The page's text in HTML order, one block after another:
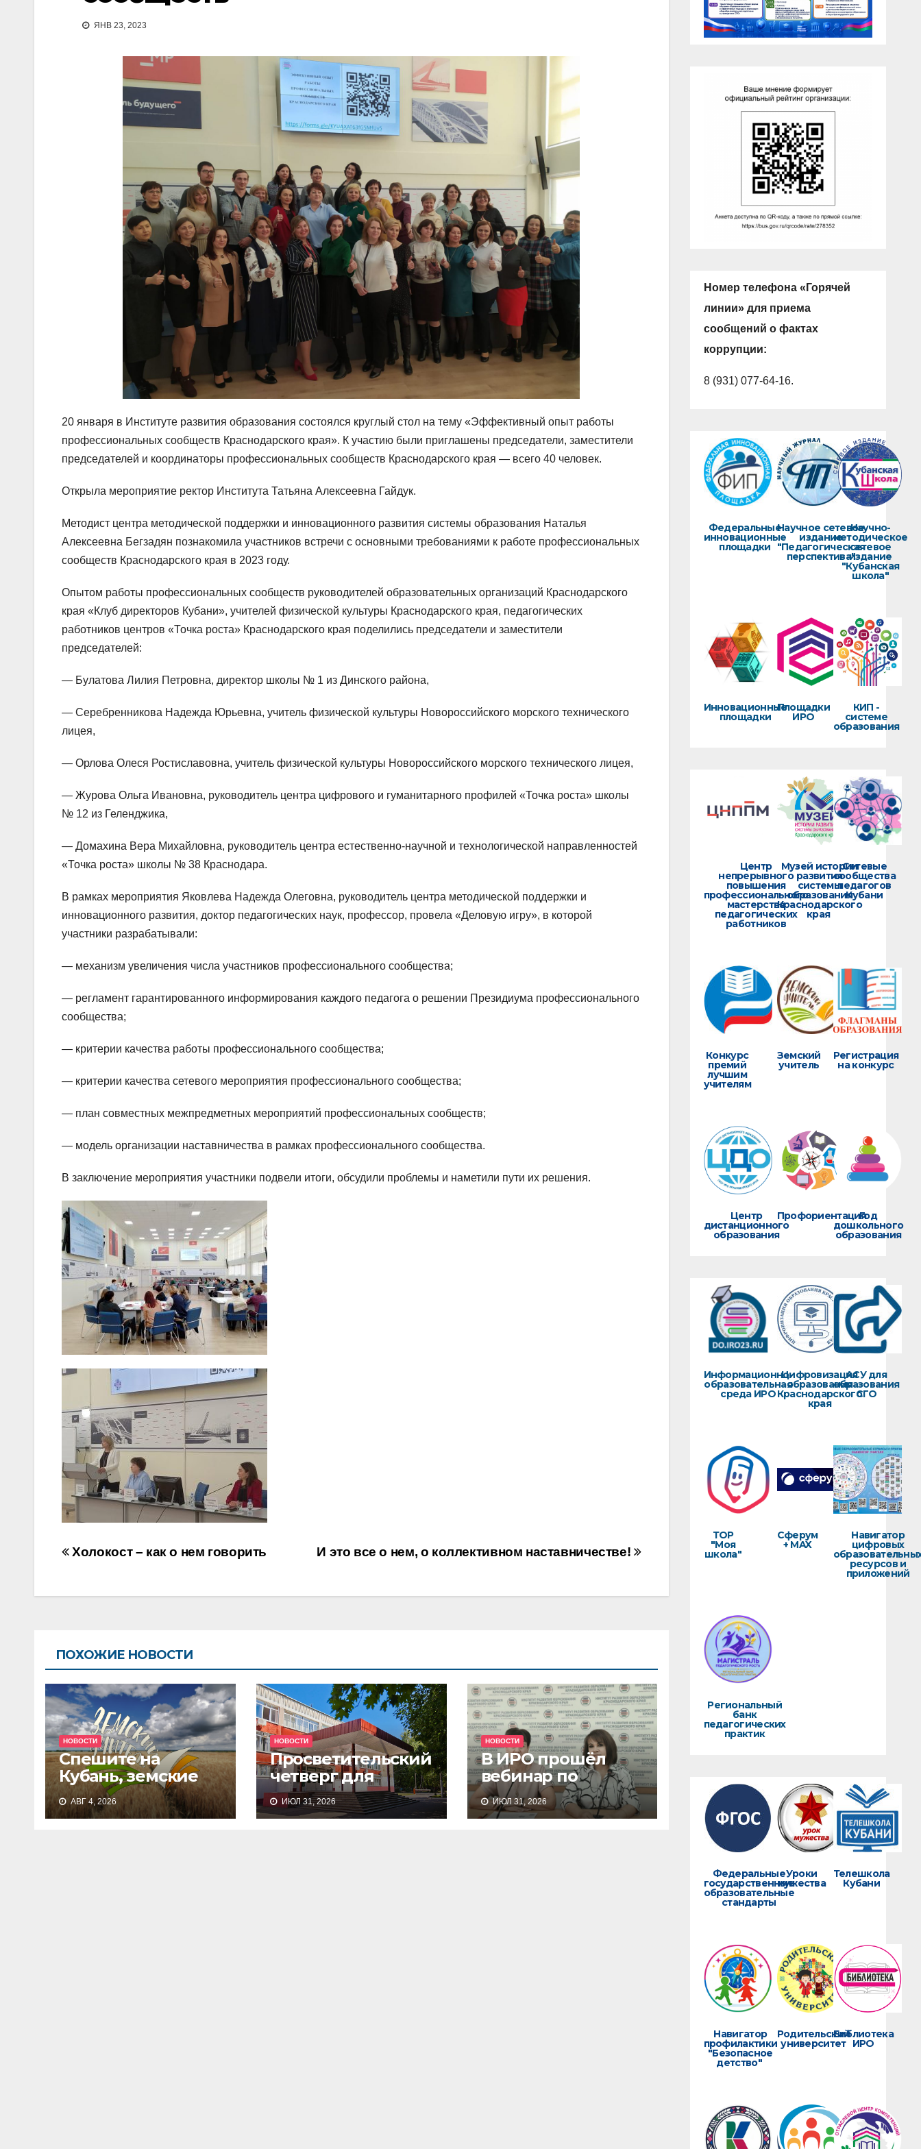
ЯНВ 23, 2023
20 января в Институте развития образования состоялся круглый стол на тему «Эффективный опыт работы
профессиональных сообществ Краснодарского края». К участию были приглашены председатели, заместители
председателей и координаторы профессиональных сообществ Краснодарского края — всего 40 человек.
Открыла мероприятие ректор Института Татьяна Алексеевна Гайдук.
Методист центра методической поддержки и инновационного развития системы образования Наталья
Алексеевна Бегзадян познакомила участников встречи с основными требованиями к работе профессиональных
сообществ Краснодарского края в 2023 году.
Опытом работы профессиональных сообществ руководителей образовательных организаций Краснодарского
края «Клуб директоров Кубани», учителей физической культуры Краснодарского края, педагогических
работников центров «Точка роста» Краснодарского края поделились председатели и заместители
председателей:
— Булатова Лилия Петровна, директор школы № 1 из Динского района,
— Серебренникова Надежда Юрьевна, учитель физической культуры Новороссийского морского технического
лицея,
— Орлова Олеся Ростиславовна, учитель физической культуры Новороссийского морского технического лицея,
— Журова Ольга Ивановна, руководитель центра цифрового и гуманитарного профилей «Точка роста» школы
№ 12 из Геленджика,
— Домахина Вера Михайловна, руководитель центра естественно-научной и технологической направленностей
«Точка роста» школы № 38 Краснодара.
В рамках мероприятия Яковлева Надежда Олеговна, руководитель центра методической поддержки и
инновационного развития, доктор педагогических наук, профессор, провела «Деловую игру», в которой
участники разрабатывали:
— механизм увеличения числа участников профессионального сообщества;
— регламент гарантированного информирования каждого педагога о решении Президиума профессионального
сообщества;
— критерии качества работы профессионального сообщества;
— критерии качества сетевого мероприятия профессионального сообщества;
— план совместных межпредметных мероприятий профессиональных сообществ;
— модель организации наставничества в рамках профессионального сообщества.
В заключение мероприятия участники подвели итоги, обсудили проблемы и наметили пути их решения.
Навигация
записям
И это все о нем, о коллективном наставничестве!
Холокост – как о нем говорить
ПОХОЖИЕ НОВОСТИ
НОВОСТИ
Спешите на
Кубань, земские
учителя!
АВГ 4, 2026
НОВОСТИ
Просветительский
четверг для
системы
дошкольного
ИЮЛ 31, 2026
НОВОСТИ
В ИРО прошёл
вебинар по
вопросам
подготовки заявок
ИЮЛ 31, 2026
Номер телефона «Горячей
линии» для приема
сообщений о фактах
коррупции:
8 (931) 077-64-16.
Федеральные
инновационные
площадки
Научное сетевое
издание
"Педагогическая
перспектива"
Научно-
методическое
сетевое
издание
"Кубанская
школа"
Инновационные
площадки
Площадки
ИРО
КИП -
системе
образования
Центр
непрерывного
повышения
профессионального
мастерства
педагогических
работников
Музей истории
развития
системы
образования
Краснодарского
края
Сетевые
сообщества
педагогов
Кубани
Конкурс
премий
лучшим
учителям
Земский
учитель
Регистрация
на конкурс
Центр
дистанционного
образования
ПрофориентацияГод
дошкольного
образования
Информационно-
образовательная
среда ИРО
Цифровизация
образования
Краснодарского
края
АСУ для
образования
СГО
ТОР
"Моя
школа"
Сферум
+ MAX
Навигатор
цифровых
ресурсов и
приложений
Региональный
банк
педагогических
практик
Федеральные
государственные
образовательные
стандарты
Уроки
мужества
Телешкола
Кубани
Навигатор
профилактики
"Безопасное
детство"
Родительский
университет
Библиотека
ИРО